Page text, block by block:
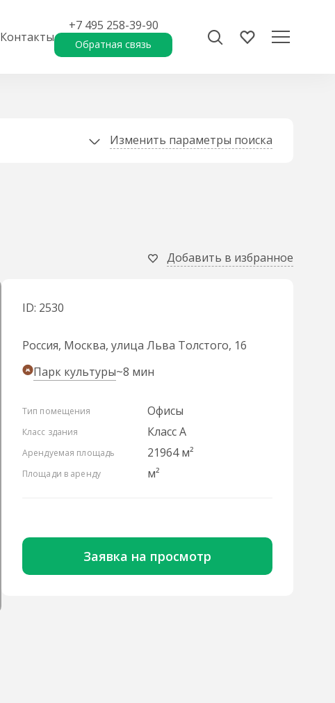
Контакты
+7 495 258-39-90
Обратная связь
Изменить параметры поиска
Добавить в избранное
ID: 2530
Россия, Москва, улица Льва Толстого, 16
Парк культуры~8 мин
Тип помещения Офисы
Класс здания Класс A
Арендуемая площадь 21964 м²
Площади в аренду м²
Заявка на просмотр